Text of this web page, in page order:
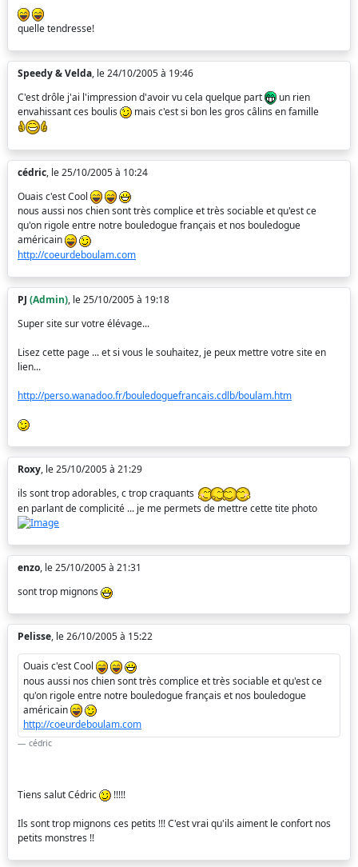
quelle tendresse!
Speedy & Velda, le 24/10/2005 à 19:46
C'est drôle j'ai l'impression d'avoir vu cela quelque part
un rien
envahissant ces boulis
mais c'est si bon les gros câlins en famille
cédric, le 25/10/2005 à 10:24
Ouais c'est Cool
nous aussi nos chien sont très complice et très sociable et qu'est ce
qu'on rigole entre notre bouledogue français et nos bouledogue
américain
http://coeurdeboulam.com
PJ (Admin), le 25/10/2005 à 19:18
Super site sur votre élévage...
Lisez cette page ... et si vous le souhaitez, je peux mettre votre site en
lien...
http://perso.wanadoo.fr/bouledoguefrancais.cdlb/boulam.htm
Roxy, le 25/10/2005 à 21:29
ils sont trop adorables, c trop craquants
en parlant de complicité ... je me permets de mettre cette tite photo
enzo, le 25/10/2005 à 21:31
sont trop mignons
Pelisse, le 26/10/2005 à 15:22
Ouais c'est Cool
nous aussi nos chien sont très complice et très sociable et qu'est ce
qu'on rigole entre notre bouledogue français et nos bouledogue
américain
http://coeurdeboulam.com
cédric
Tiens salut Cédric !!!!!
Ils sont trop mignons ces petits !!! C'est vrai qu'ils aiment le confort nos
petits monstres !!